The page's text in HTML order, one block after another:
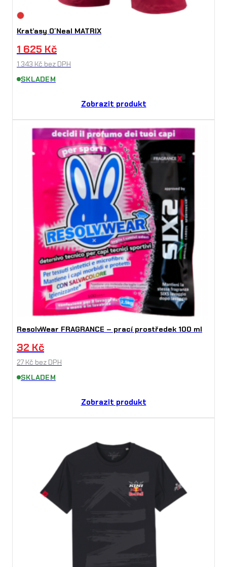
Kraťasy O´Neal MATRIX
1 625 Kč
1 343 Kč bez DPH
SKLADEM
Zobrazit produkt
ResolvWear FRAGRANCE – prací prostředek 100 ml
32 Kč
27 Kč bez DPH
SKLADEM
Zobrazit produkt